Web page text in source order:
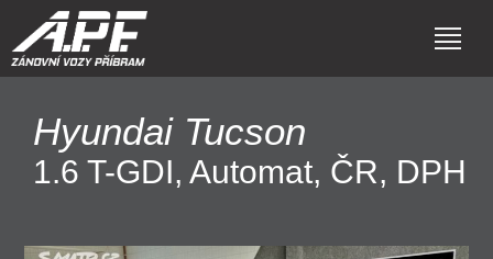
Hyundai Tucson
1.6 T-GDI, Automat, ČR, DPH